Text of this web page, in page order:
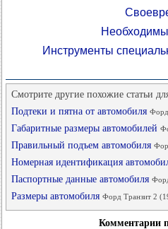
Инструменты
Смотрите другие похожие статьи
Подтеки и пятна от автомобиля
Габаритные размеры автомобилей
Правильный подъем автомобиля
Номерная идентификация
Паспортные данные автомобиля
Размеры автомобиля Форд Транзит 2
Комментарии